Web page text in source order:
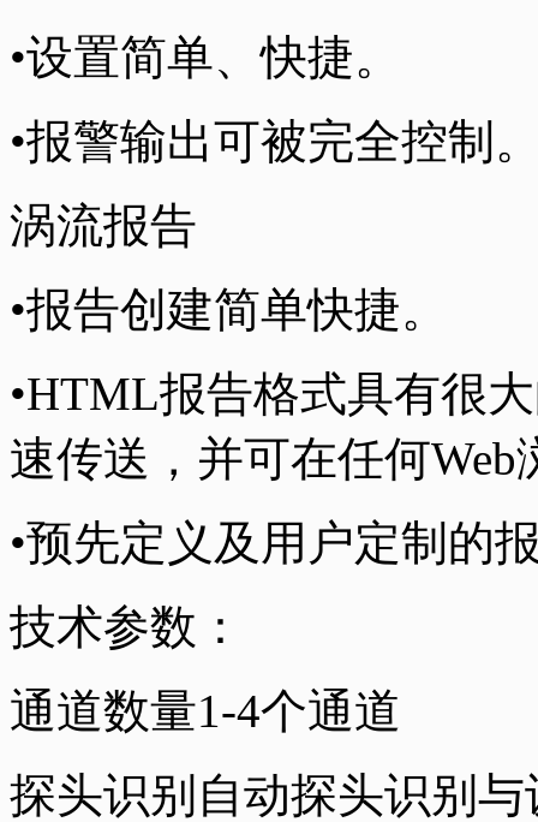
•设置简单、快捷。
•报警输出可被完全控制
涡流报告
•报告创建简单快捷。
•HTML报告格式具有很
速传送，并可在任何
•预先定义及用户定制的
技术参数：
通道数量1-4个通道
探头识别自动探头识别与